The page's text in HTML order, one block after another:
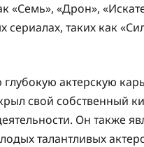
«Семь», «Дрон»,
сериалах, таких как
актерскую
свой собственный
Он также
талантливых